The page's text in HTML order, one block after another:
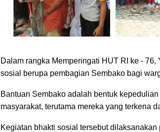
Dalam rangka Memperingati HUT RI ke -
sosial berupa pembagian Sembako bagi
Bantuan Sembako adalah bentuk
masyarakat, terutama mereka yang terkena
Kegiatan bhakti sosial tersebut